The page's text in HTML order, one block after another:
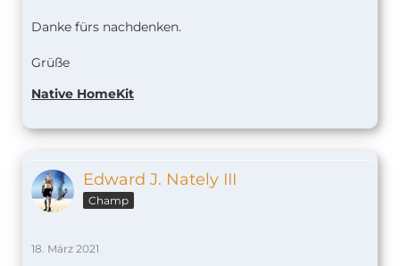
Danke fürs nachdenken.
Grüße
Native HomeKit
Edward J. Nately III
Champ
18. März 2021